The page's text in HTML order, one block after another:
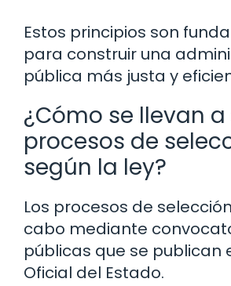
Estos principios son
para construir una
pública más justa y
¿Cómo se llevan
procesos de
según la ley?
Los procesos de
cabo mediante
públicas que se publican
Oficial del Estado.